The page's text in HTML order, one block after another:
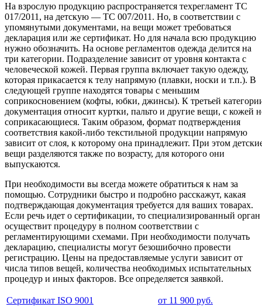
На взрослую продукцию распространяется техрегламент ТС
017/2011, на детскую — ТС 007/2011. Но, в соответствии с
упомянутыми документами, на вещи может требоваться
декларация или же сертификат. Но для начала всю продукцию
нужно обозначить. На основе регламентов одежда делится на
три категории. Подразделение зависит от уровня контакта с
человеческой кожей. Первая группа включает такую одежду,
которая прикасается к телу напрямую (плавки, носки и т.п.). В
следующей группе находятся товары с меньшим
соприкосновением (кофты, юбки, джинсы). К третьей
документация относит куртки, пальто и другие вещи, с кожей
соприкасающиеся. Таким образом, формат подтверждения
соответствия какой-либо текстильной продукции напрямую
зависит от слоя, к которому она принадлежит. При этом
вещи разделяются также по возрасту, для которого они
выпускаются.
При необходимости вы всегда можете обратиться к нам за
помощью. Сотрудники быстро и подробно расскажут, какая
подтверждающая документация требуется для ваших товарах.
Если речь идет о сертификации, то специализированный орган
осуществит процедуру в полном соответствии с
регламентирующими схемами. При необходимости получать
декларацию, специалисты могут безошибочно провести
регистрацию. Цены на предоставляемые услуги зависит от
числа типов вещей, количества необходимых испытательных
процедур и иных факторов. Все определяется заявкой.
Сертификат ISO 9001
от 11 900 руб.